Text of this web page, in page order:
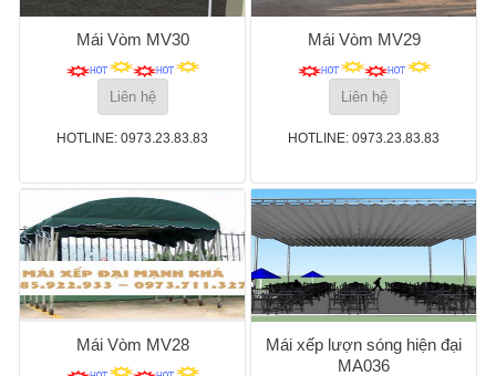
Mái Vòm MV30
Liên hệ
HOTLINE: 0973.23.83.83
Mái Vòm MV29
Liên hệ
HOTLINE: 0973.23.83.83
Mái Vòm MV28
Mái xếp lượn sóng hiện đại
MA036